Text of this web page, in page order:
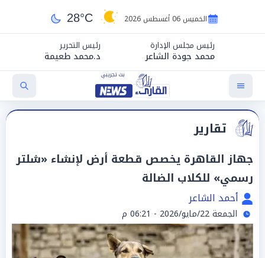
الخميس 06 أغسطس 2026 28°C
رئيس مجلس الإدارة
محمد جودة الشاعر
رئيس التحرير
د.محمد طعيمة
تقارير
جهاز القاهرة يخصص قطعة أرض لإنشاء «شلتر
رسمي» للكلاب الضالة
أحمد الشاعر
الجمعة 22/مايو/2026 - 06:21 م